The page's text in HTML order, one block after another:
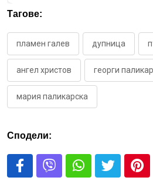
Тагове:
пламен галев дупница
ангел христов георги
мария паликарска
Сподели: